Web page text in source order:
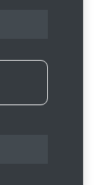
tombe
de